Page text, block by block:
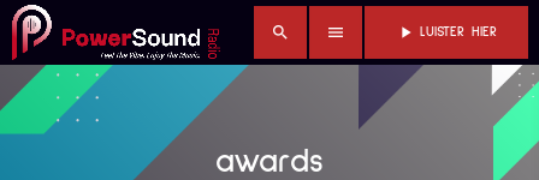
search menu play_arrow LUISTER HIER
awards